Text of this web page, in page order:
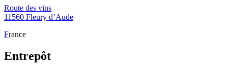
Route des vins
11560 Fleury d’Aude
France
Entrepôt